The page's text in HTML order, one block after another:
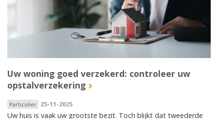
Uw woning goed verzekerd: controleer uw
opstalverzekering
Particulier 25-11-2025
Uw huis is vaak uw grootste bezit. Toch blijkt dat tweederde